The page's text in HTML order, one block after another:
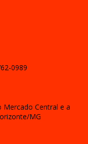
0989
Mercado Central e a
MG